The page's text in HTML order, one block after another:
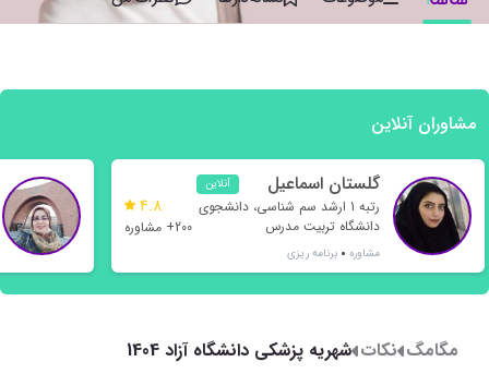
مشاوران آنلاین
گلستان اسماعیل
نژاد
آنلاین
رتبه 1 ارشد سم شناسی، دانشجوی
دانشگاه تربیت مدرس
مشاوره برنامه ریزی
4.8
200+ مشاوره
مگامگ نکات شهریه پزشکی دانشگاه آزاد 1404